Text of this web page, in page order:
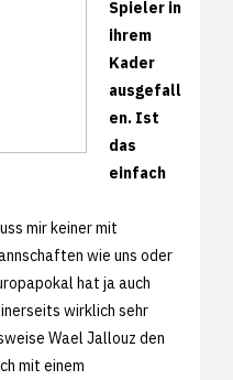
Spieler in
ihrem
Kader
ausgefall
en. Ist
das
einfach
mir keiner mit
wie uns oder
hat ja auch
wirklich sehr
Wael Jallouz den
mit einem